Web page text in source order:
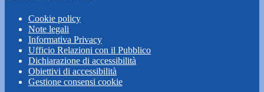
Cookie policy
Note legali
Informativa Privacy
Ufficio Relazioni con il Pubblico
Dichiarazione di accessibilità
Obiettivi di accessibilità
Gestione consensi cookie